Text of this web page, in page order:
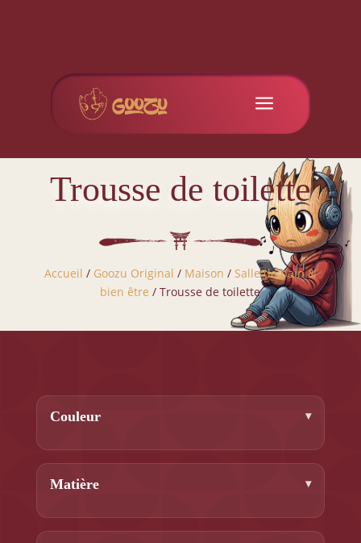
a
Trousse de toilette
Accueil / Goozu Original / Maison / Salle de bain &
bien être / Trousse de toilette
Couleur
Matière